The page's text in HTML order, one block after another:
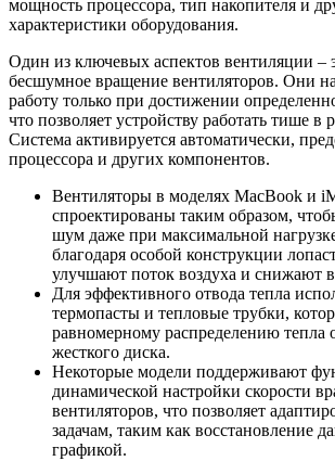
мощность процессора, тип накопителя и
характеристики оборудования.
Один из ключевых аспектов вентиляции –
бесшумное вращение вентиляторов. Они
работу только при достижении
что позволяет устройству работать тише в
Система активируется автоматически,
процессора и других компонентов.
Вентиляторы в моделях MacBook и
спроектированы таким образом,
шум даже при максимальной
благодаря особой конструкции
улучшают поток воздуха и снижают
Для эффективного отвода тепла
термопасты и тепловые трубки,
равномерному распределению тепла
жесткого диска.
Некоторые модели поддерживают
динамической настройки скорости
вентиляторов, что позволяет
задачам, таким как восстановление
графикой.